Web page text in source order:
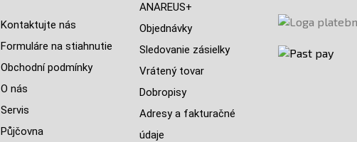
Kontaktujte nás
Formuláre na stiahnutie
Obchodní podmínky
O nás
Servis
Půjčovna
ANAREUS+
Objednávky
Sledovanie zásielky
Vrátený tovar
Dobropisy
Adresy a fakturačné
údaje